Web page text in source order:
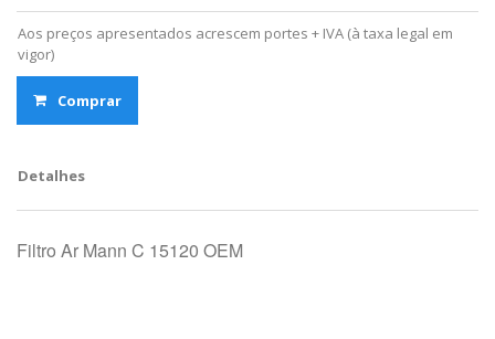
Aos preços apresentados acrescem portes + IVA (à taxa legal em
vigor)
Comprar
Detalhes
Filtro Ar Mann C 15120 OEM